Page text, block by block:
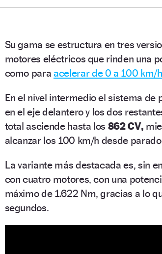
Su gama se estructura en tres
motores eléctricos que rinden una
como paraacelerar de 0 a 100 km/
En el nivel intermedio el sistema de
en el eje delantero y los dos
total asciende hasta los 862 CV,
alcanzar los 100 km/h desde
La variante más destacada es, sin
con cuatro motores, con una
máximo de 1.622 Nm, gracias a lo
segundos.